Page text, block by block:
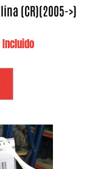
(CR)(2005->)
Incluido